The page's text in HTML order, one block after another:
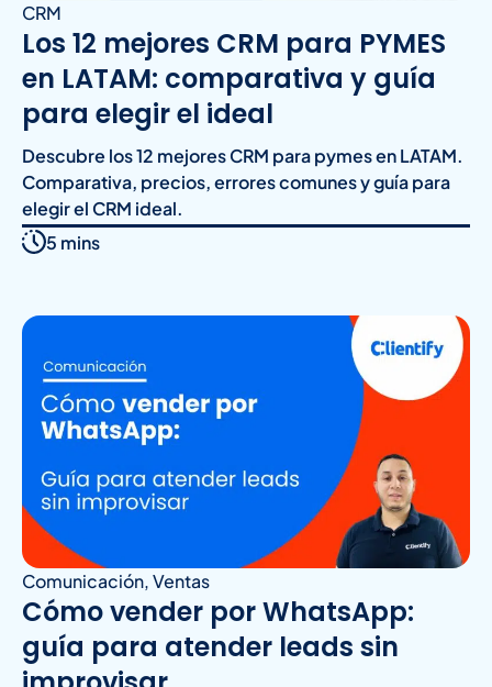
CRM
Los 12 mejores CRM para PYMES
en LATAM: comparativa y guía
para elegir el ideal
Descubre los 12 mejores CRM para pymes en LATAM.
Comparativa, precios, errores comunes y guía para
elegir el CRM ideal.
5 mins
Comunicación,Ventas
Cómo vender por WhatsApp:
guía para atender leads sin